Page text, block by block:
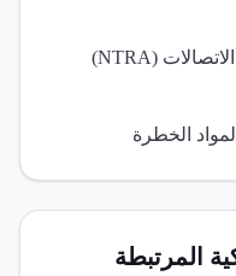
موافقة الجهاز القومي لتنظيم الاتصالات (NTRA)
المرتبطة